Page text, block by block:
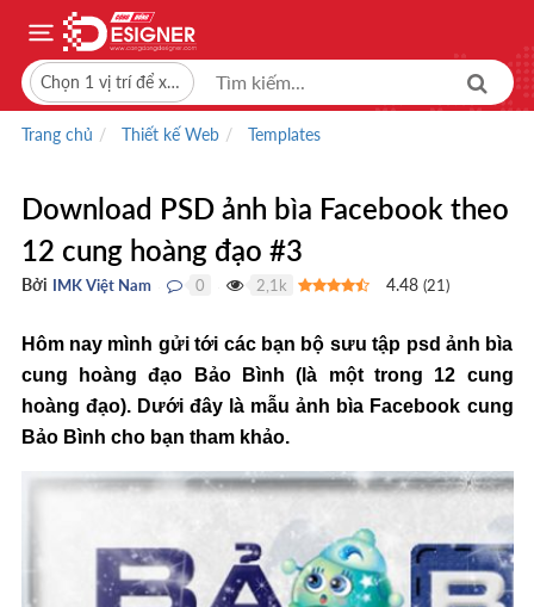
Chọn 1 vị trí để xem giá bán
Trang chủ Thiết kế Web Templates
Download PSD ảnh bìa Facebook theo
12 cung hoàng đạo #3
Bởi IMK Việt Nam 0 2,1k 4.48 (21)
Hôm nay mình gửi tới các bạn bộ sưu tập psd ảnh bìa
cung hoàng đạo Bảo Bình (là một trong 12 cung
hoàng đạo). Dưới đây là mẫu ảnh bìa Facebook cung
Bảo Bình cho bạn tham khảo.